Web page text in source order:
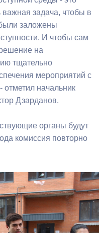
важная задача, чтобы в
заложены
И чтобы сам
на
тщательно
мероприятий с
отметил начальник
Дзарданов.
органы будут
комиссия повторно